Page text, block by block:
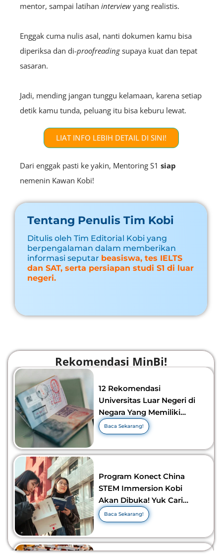
mentor, sampai latihan interview yang realistis.
Enggak cuma nulis asal, nanti dokumen kamu bisa
diperiksa dan di-proofreadingsupaya kuat dan tepat
sasaran.
Jadi, mending jangan tunggu kelamaan, karena setiap
detik kamu tunda, peluang itu bisa keburu lewat.
LIAT INFO LEBIH DETAIL DI SINI!
Dari enggak pasti ke yakin, Mentoring S1 siap
nemenin Kawan Kobi!
Tentang Penulis Tim Kobi
Ditulis oleh Tim Editorial Kobi yang
berpengalaman dalam memberikan
informasi seputar beasiswa, tes IELTS
dan SAT, serta persiapan studi S1 di luar
negeri.
Rekomendasi MinBi!
12 Rekomendasi
Universitas Luar Negeri di
Negara Yang Memiliki
Visa Murah di 2026-2027!
Baca Sekarang!
Program Konect China
STEM Immersion Kobi
Akan Dibuka! Yuk Cari
Tahu Info Selengkapnya!
Baca Sekarang!